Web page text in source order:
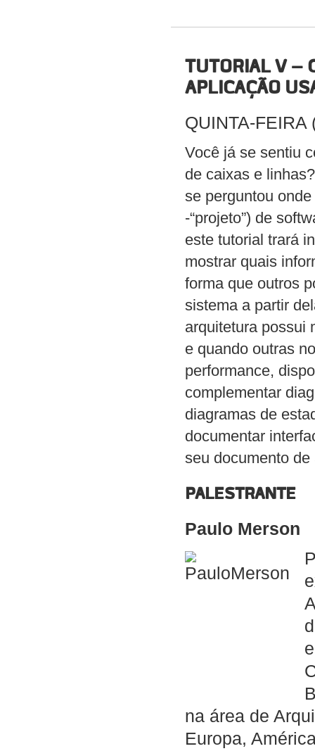
TUTORIAL V –
APLICAÇÃO
QUINTA-
Você já se sentiu
de caixas e
se perguntou
-“projeto”) de
este tutorial trará
mostrar quais
forma que outros
sistema a partir
arquitetura possui
e quando outras
performance,
complementar
diagramas de
documentar
seu documento
PALESTRANTE
Paulo Merson
na área de
Europa,